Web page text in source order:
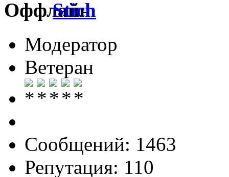
Stich
Модератор
Ветеран
Сообщений: 1463
Репутация: 110